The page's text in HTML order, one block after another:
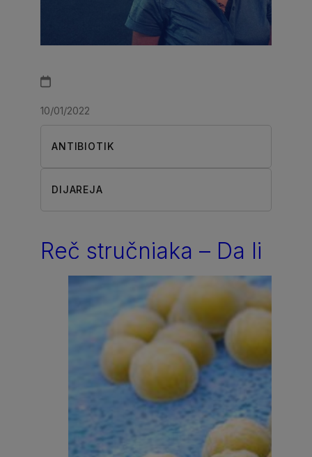
10/01/2022
ANTIBIOTIK
DIJAREJA
Reč stručnjaka – Da li
je dovoljan samo
antibiotik?
Već smo upoznati sa
činjenicom da je zdravlje
naših creva izuzetno važno i
nešto što ne smemo